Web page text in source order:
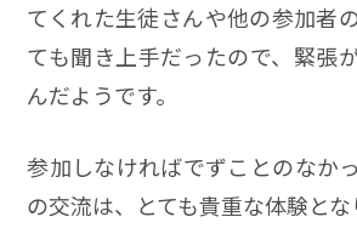
てくれた生徒さんや他の参加者
ても聞き上手だったので、緊張
んだようです。
参加しなければでずことのなか
の交流は、とても貴重な体験とな